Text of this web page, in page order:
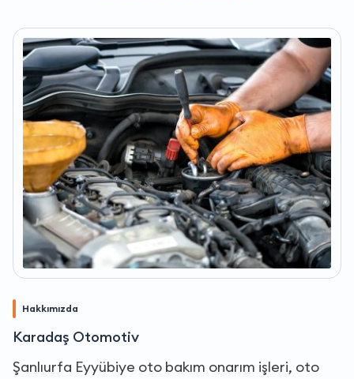
Hakkımızda
Karadaş Otomotiv
Şanlıurfa Eyyübiye oto bakım onarım işleri, oto